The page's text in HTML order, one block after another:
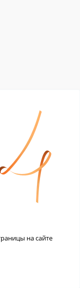
на сайте